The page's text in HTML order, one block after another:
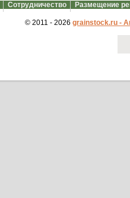
Сотрудничество Размещение
© 2011 - 2026 grainstock.ru -